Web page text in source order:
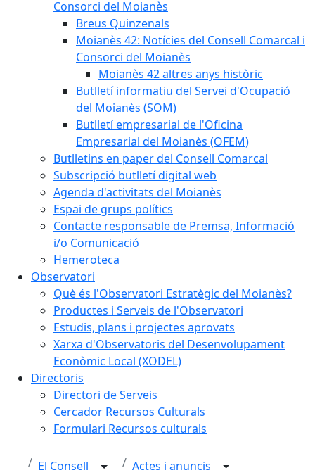
Consorci del Moianès
Breus Quinzenals
Moianès 42: Notícies del Consell Comarcal i
Consorci del Moianès
Moianès 42 altres anys històric
Butlletí informatiu del Servei d'Ocupació
del Moianès (SOM)
Butlletí empresarial de l'Oficina
Empresarial del Moianès (OFEM)
Butlletins en paper del Consell Comarcal
Subscripció butlletí digital web
Agenda d'activitats del Moianès
Espai de grups polítics
Contacte responsable de Premsa, Informació
i/o Comunicació
Hemeroteca
Observatori
Què és l'Observatori Estratègic del Moianès?
Productes i Serveis de l'Observatori
Estudis, plans i projectes aprovats
Xarxa d'Observatoris del Desenvolupament
Econòmic Local (XODEL)
Directoris
Directori de Serveis
Cercador Recursos Culturals
Formulari Recursos culturals
El Consell
Actes i anuncis